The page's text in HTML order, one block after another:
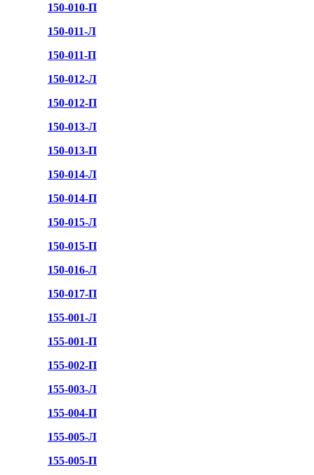
150-010-П
150-011-Л
150-011-П
150-012-Л
150-012-П
150-013-Л
150-013-П
150-014-Л
150-014-П
150-015-Л
150-015-П
150-016-Л
150-017-П
155-001-Л
155-001-П
155-002-П
155-003-Л
155-004-П
155-005-Л
155-005-П